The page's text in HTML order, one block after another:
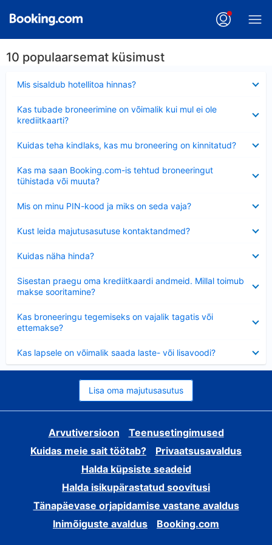
10 populaarsemat küsimust
Mis sisaldub hotellitoa hinnas?
Kas tubade broneerimine on võimalik kui mul ei ole
krediitkaarti?
Kuidas teha kindlaks, kas mu broneering on kinnitatud?
Kas ma saan Booking.com-is tehtud broneeringut
tühistada või muuta?
Mis on minu PIN-kood ja miks on seda vaja?
Kust leida majutusasutuse kontaktandmed?
Kuidas näha hinda?
Sisestan praegu oma krediitkaardi andmeid. Millal toimub
makse sooritamine?
Kas broneeringu tegemiseks on vajalik tagatis või
ettemakse?
Kas lapsele on võimalik saada laste- või lisavoodi?
Lisa oma majutusasutus
Arvutiversioon
Teenusetingimused
Kuidas meie sait töötab?
Privaatsusavaldus
Halda küpsiste seadeid
Halda isikupärastatud soovitusi
Tänapäevase orjapidamise vastane avaldus
Inimõiguste avaldus
Booking.com